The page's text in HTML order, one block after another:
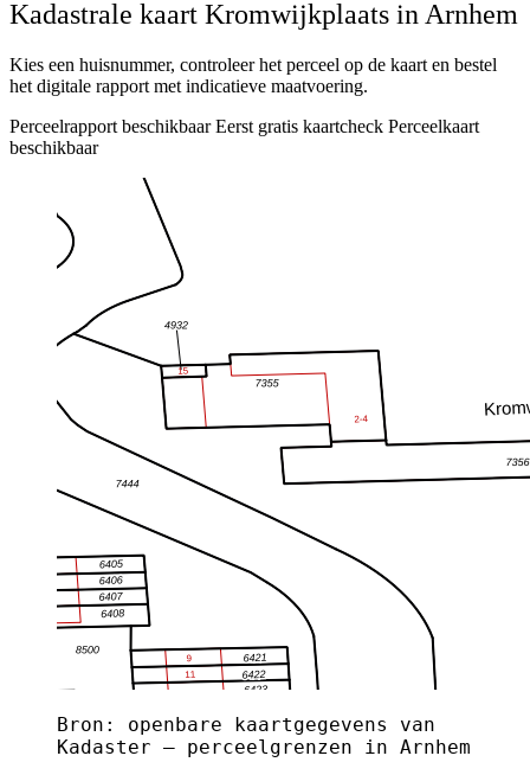
Kadastrale kaart Kromwijkplaats in Arnhem
Kies een huisnummer, controleer het perceel op de kaart en bestel
het digitale rapport met indicatieve maatvoering.
Perceelrapport beschikbaar Eerst gratis kaartcheck Perceelkaart
beschikbaar
Bron: openbare kaartgegevens van
Kadaster — perceelgrenzen in Arnhem